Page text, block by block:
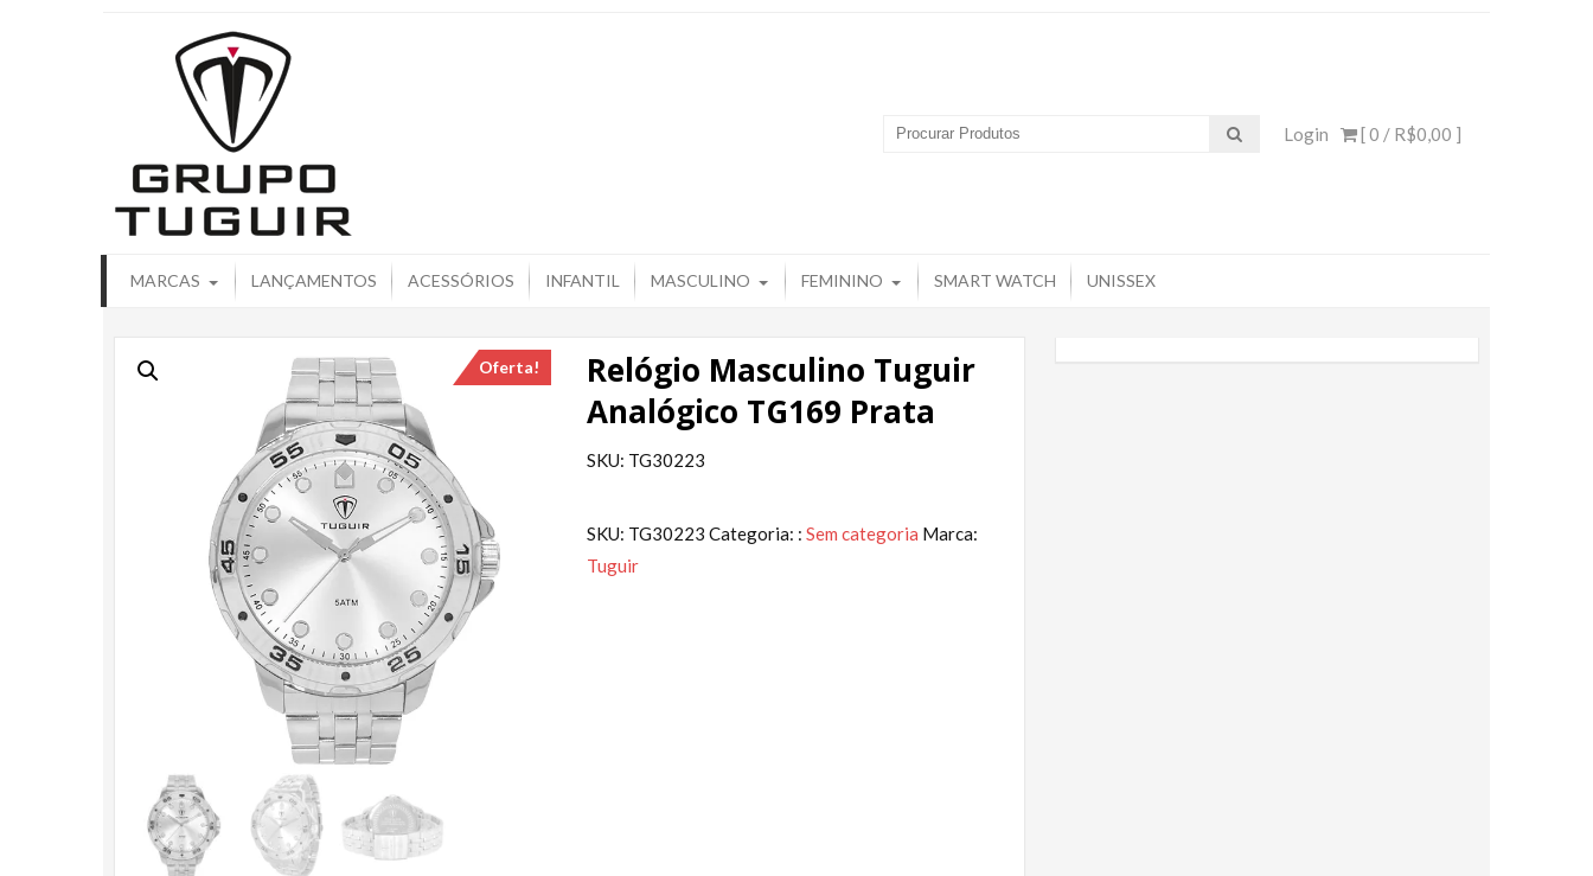
[ 0 / R$0,00 ]
Login
MARCAS LANÇAMENTOS ACESSÓRIOS INFANTIL MASCULINO FEMININO SMART WATCH UNISSEX
Oferta!
Relógio Masculino Tuguir
Analógico TG169 Prata
SKU: TG30223
SKU: TG30223 Categoria: :Sem categoria Marca:
Tuguir